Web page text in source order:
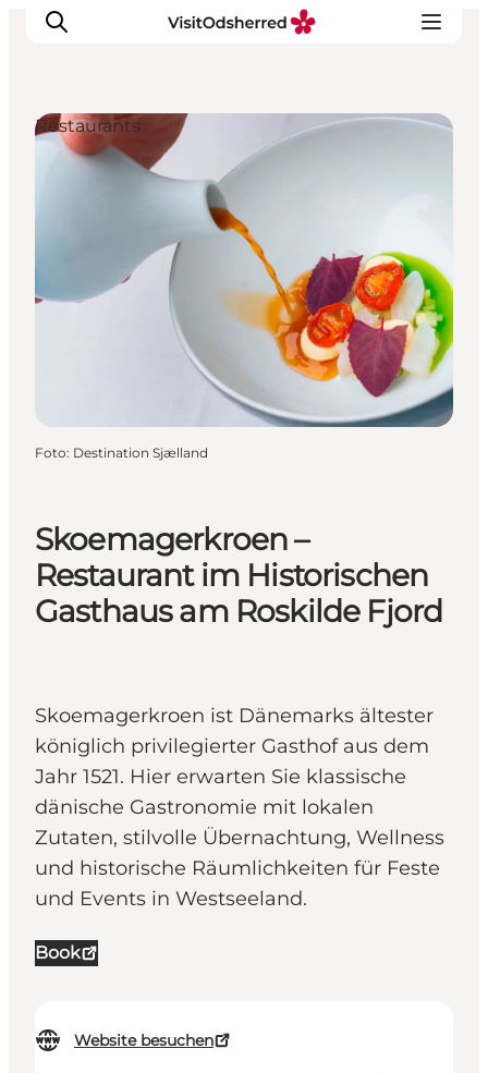
Unterkünfte
Nützliches
Skoemagerkroen –
Restaurant im Historischen
Gasthaus am Roskilde Fjord
Skoemagerkroen ist Dänemarks ältester
königlich privilegierter Gasthof aus dem
Jahr 1521. Hier erwarten Sie klassische
dänische Gastronomie mit lokalen
Zutaten, stilvolle Übernachtung, Wellness
und historische Räumlichkeiten für Feste
und Events in Westseeland.
Book
Website besuchen
Restaurants
Foto: Destination Sjælland